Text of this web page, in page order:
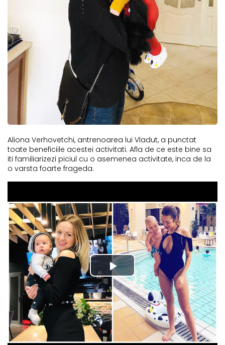
Aliona Verhovetchi, antrenoarea lui Vladut, a punctat
toate beneficiile acestei activitati. Afla de ce este bine sa
iti familiarizezi piciul cu o asemenea activitate, inca de la
o varsta foarte frageda.